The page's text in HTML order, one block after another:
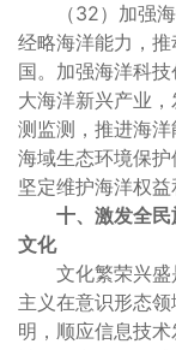
（32）加强海
经略海洋能力，
国。加强海洋科
大海洋新兴产业
测监测，推进海
海域生态环境保护
坚定维护海洋权益
十、激发全
文化
文化繁荣兴盛
主义在意识形态
明，顺应信息技